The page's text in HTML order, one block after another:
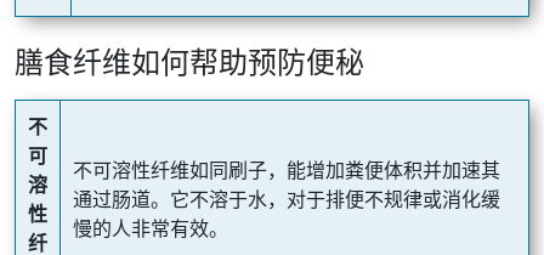
膳食纤维如何帮助预防便秘
不
可
溶
性
纤
不可溶性纤维如同刷子，能增加粪便体积并加速其
通过肠道。它不溶于水，对于排便不规律或消化缓
慢的人非常有效。